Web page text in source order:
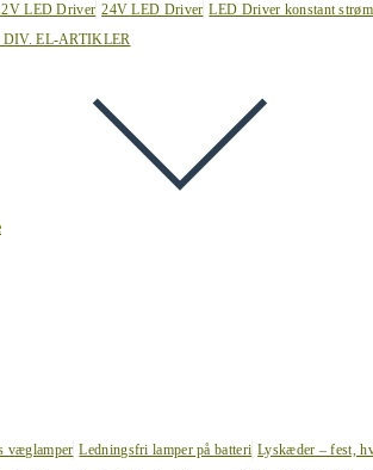
LED Driver 24V LED Driver LED Driver konstant strøm
DIV. EL-ARTIKLER
væglamper Ledningsfri lamper på batteri Lyskæder – fest,